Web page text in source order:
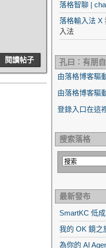
閱讀帖子
落格智聊 |
落格輸入法 X
入法
孔曰：有朋
由落格博客驅
由落格博客驅
登錄入口在這
搜索落格
最新發布
SmartKC 低
我的 OK 鏡之
為你的 AI